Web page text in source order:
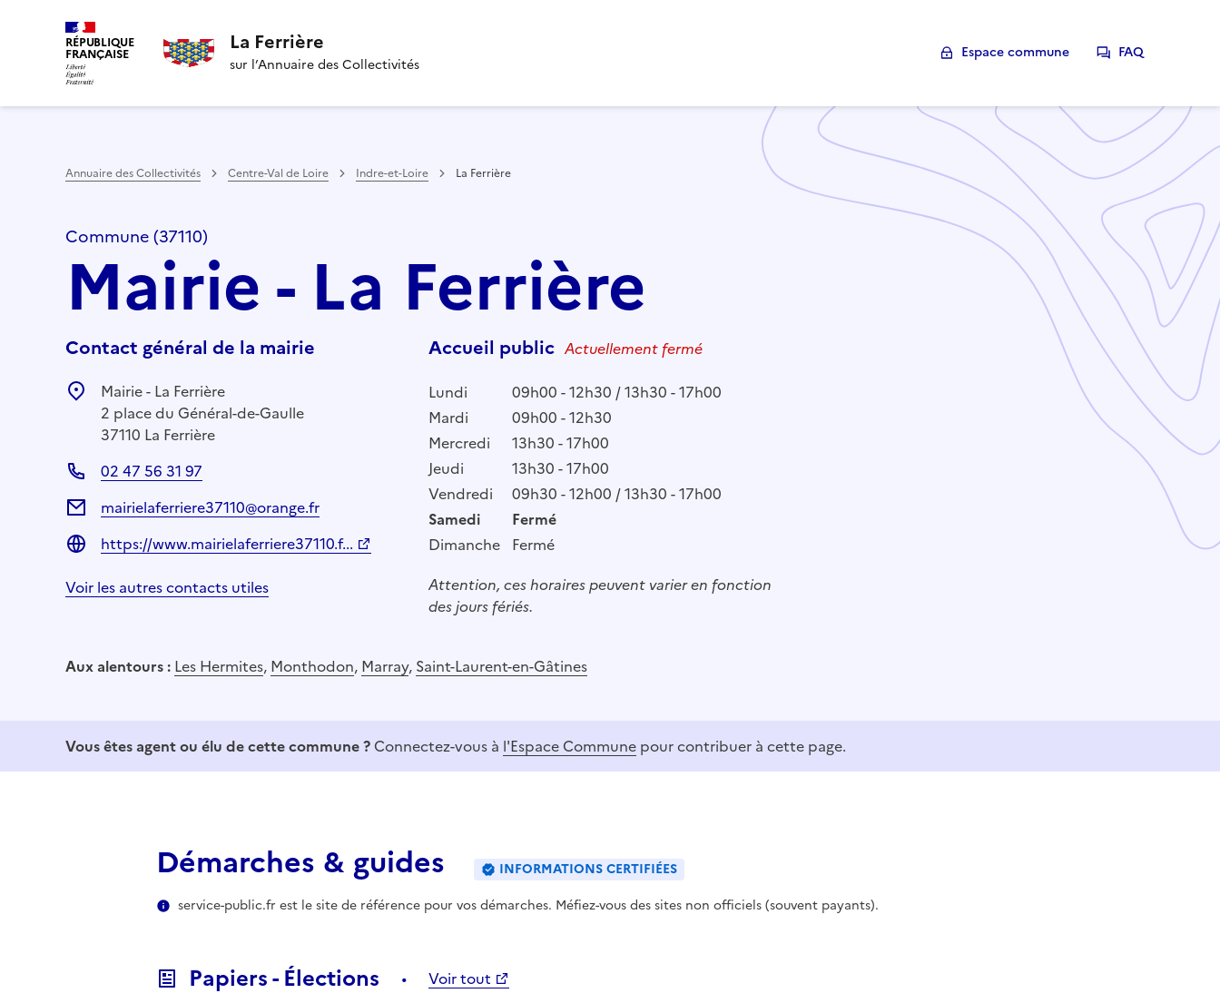
RÉPUBLIQUE
FRANÇAISE La Ferrière
sur l’Annuaire des Collectivités
Espace commune FAQ
Annuaire des Collectivités Centre-Val de Loire Indre-et-Loire La Ferrière
Commune (37110)
Mairie - La Ferrière
Contact général de la mairie
Mairie - La Ferrière
2 place du Général-de-Gaulle
37110 La Ferrière
02 47 56 31 97
mairielaferriere37110@orange.fr
https://www.mairielaferriere37110.f...
Voir les autres contacts utiles
Accueil public Actuellement fermé
Lundi
09h00 - 12h30 / 13h30 - 17h00
Mardi
09h00 - 12h30
Mercredi
13h30 - 17h00
Jeudi
13h30 - 17h00
Vendredi
09h30 - 12h00 / 13h30 - 17h00
Samedi
Fermé
Dimanche Fermé
Attention, ces horaires peuvent varier en fonction
des jours fériés.
Aux alentours : Les Hermites, Monthodon, Marray, Saint-Laurent-en-Gâtines
Vous êtes agent ou élu de cette commune ? Connectez-vous à l'Espace Commune pour contribuer à cette page.
Démarches & guides
INFORMATIONS CERTIFIÉES
service-public.fr est le site de référence pour vos démarches. Méfiez-vous des sites non officiels (souvent payants).
Papiers - Élections Voir tout